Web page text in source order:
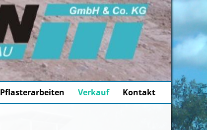
Pflasterarbeiten Verkauf Kontakt